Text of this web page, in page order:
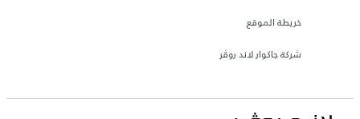
خريطة الموقع
شركة جاكوار لاند روڤر